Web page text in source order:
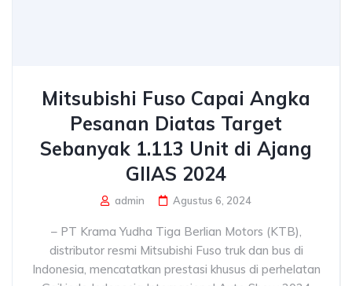
Mitsubishi Fuso Capai Angka
Pesanan Diatas Target
Sebanyak 1.113 Unit di Ajang
GIIAS 2024
admin Agustus 6, 2024
– PT Krama Yudha Tiga Berlian Motors (KTB),
distributor resmi Mitsubishi Fuso truk dan bus di
Indonesia, mencatatkan prestasi khusus di perhelatan